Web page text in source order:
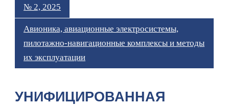
№ 2, 2025
Авионика, авиационные электросистемы,
пилотажно-навигационные комплексы и методы
их эксплуатации
УНИФИЦИРОВАННАЯ